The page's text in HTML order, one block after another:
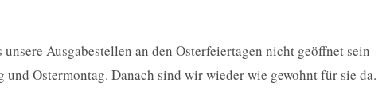
Ausgabestellen an den Osterfeiertagen nicht geöffnet sein
Ostermontag. Danach sind wir wieder wie gewohnt für sie da.